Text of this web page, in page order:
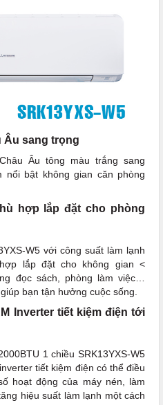
Âu sang trọng
Âu tông màu trắng sang
bật không gian căn phòng
hợp lắp đặt cho phòng
W5 với công suất làm lạnh
lắp đặt cho không gian <
đọc sách, phòng làm việc…
bạn tận hưởng cuộc sống.
Inverter tiết kiệm điện tới
1 chiều SRK13YXS-W5
tiết kiệm điện có thể điều
hoạt động của máy nén, làm
hiệu suất làm lạnh một cách